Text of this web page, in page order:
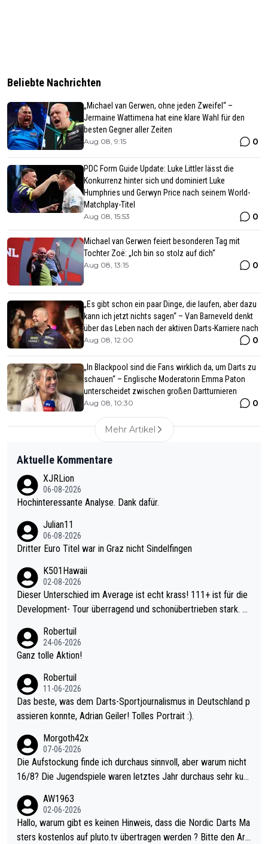
Beliebte Nachrichten
„Michael van Gerwen, ohne jeden Zweifel“ –
Jermaine Wattimena hat eine klare Wahl für den
besten Gegner aller Zeiten
Aug 08, 9:15 0
PDC Form Guide Update: Luke Littler lässt die
Konkurrenz hinter sich und dominiert Luke
Humphries und Gerwyn Price nach seinem World-
Matchplay-Titel
Aug 08, 15:53 0
Michael van Gerwen feiert besonderen Tag mit
Tochter Zoë: „Ich bin so stolz auf dich“
Aug 08, 13:15 0
„Es gibt schon ein paar Dinge, die laufen, aber dazu
kann ich jetzt nichts sagen“ – Van Barneveld denkt
über das Leben nach der aktiven Darts-Karriere nach
Aug 08, 12:00 0
„In Blackpool sind die Fans wirklich da, um Darts zu
schauen“ – Englische Moderatorin Emma Paton
unterscheidet zwischen großen Dartturnieren
Aug 08, 10:30 0
Mehr Artikel
Aktuelle Kommentare
XJRLion
06-08-2026
Hochinteressante Analyse. Dank dafür.
Julian11
06-08-2026
Dritter Euro Titel war in Graz nicht Sindelfingen
K501Hawaii
02-08-2026
Dieser Unterschied im Average ist echt krass! 111+ ist für die
Development- Tour überragend und schonübertrieben stark. U
mal 40+ erst recht. Da gewinnst keinen Blumentopf - ist ja noc
h krasser wie ein Pokalspiel eines Kreisligisten vs einem Bund
Robertuil
24-06-2026
Ganz tolle Aktion!
Robertuil
11-06-2026
Das beste, was dem Darts-Sportjournalismus in Deutschland p
assieren konnte, Adrian Geiler! Tolles Portrait :).
Morgoth42x
07-06-2026
Die Aufstockung finde ich durchaus sinnvoll, aber warum nicht
16/8? Die Jugendspiele waren letztes Jahr durchaus sehr kurz
Allerdings ist Mitchell Lawrie als Nummer 1 der Welt eh qualifi
ziert. Somit ändert die automatische Qualifikation des Weltmei
sters erstmal nichts. Ich denke sie wollen damit für nächstes J
AW1963
02-06-2026
Hallo, warum gibt es keinen Hinweis, dass die Nordic Darts Ma
sters kostenlos auf pluto.tv übertragen werden ? Bitte den Arti